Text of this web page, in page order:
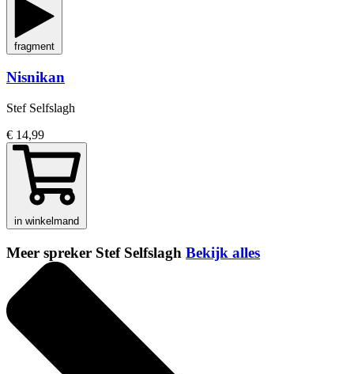
fragment
Nisnikan
Stef Selfslagh
€ 14,99
in winkelmand
Meer spreker Stef Selfslagh Bekijk alles